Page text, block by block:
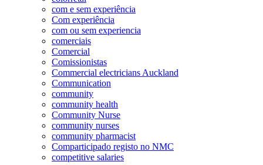
com e sem experiência
Com experiência
com ou sem experiencia
comerciais
Comercial
Comissionistas
Commercial electricians Auckland
Communication
community
community health
Community Nurse
community nurses
community pharmacist
Comparticipado registo no NMC
competitive salaries